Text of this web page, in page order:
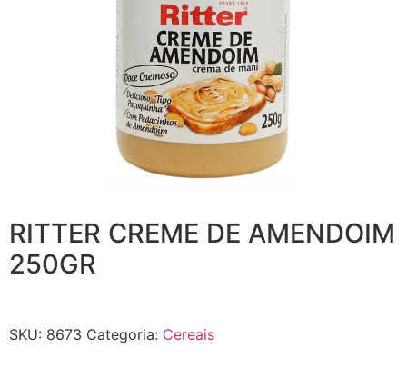
RITTER CREME DE AMENDOIM
250GR
SKU: 8673 Categoria: Cereais